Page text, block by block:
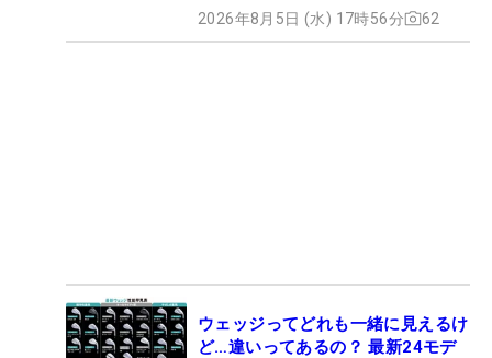
2026年8月5日 (水) 17時56分 62
ウェッジってどれも一緒に見えるけ
ど…違いってあるの？ 最新24モデ